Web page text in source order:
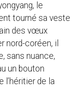
le
tourné sa veste
des vœux
nord-coréen, il
sans nuance,
un bouton
l’héritier de la